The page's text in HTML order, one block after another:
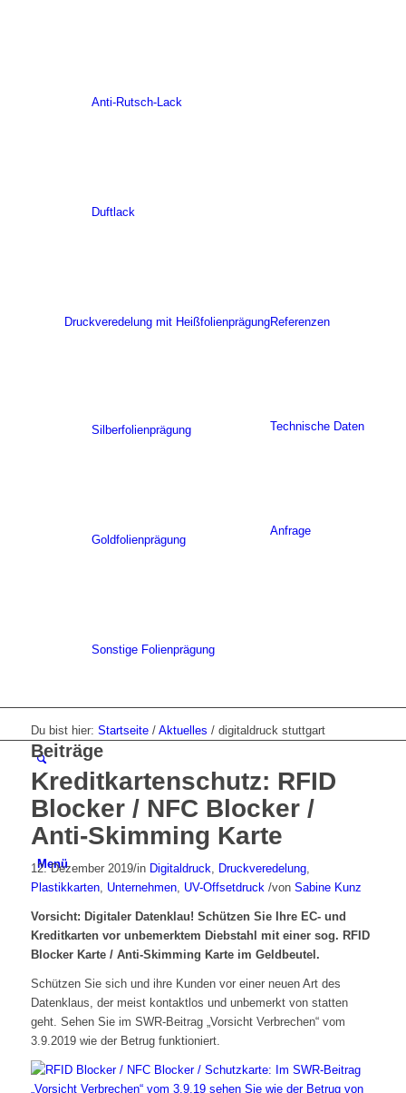
Anti-Rutsch-Lack
Duftlack
Druckveredelung mit Heißfolienprägung
Silberfolienprägung
Goldfolienprägung
Sonstige Folienprägung
Referenzen
Technische Daten
Anfrage
Menü
Du bist hier: Startseite / Aktuelles / digitaldruck stuttgart
Beiträge
Kreditkartenschutz: RFID
Blocker / NFC Blocker /
Anti-Skimming Karte
12. Dezember 2019/in Digitaldruck, Druckveredelung,
Plastikkarten, Unternehmen, UV-Offsetdruck /von Sabine Kunz
Vorsicht: Digitaler Datenklau! Schützen Sie Ihre EC- und
Kreditkarten vor unbemerktem Diebstahl mit einer sog. RFID
Blocker Karte / Anti-Skimming Karte im Geldbeutel.
Schützen Sie sich und ihre Kunden vor einer neuen Art des
Datenklaus, der meist kontaktlos und unbemerkt von statten
geht. Sehen Sie im SWR-Beitrag „Vorsicht Verbrechen“ vom
3.9.2019 wie der Betrug funktioniert.